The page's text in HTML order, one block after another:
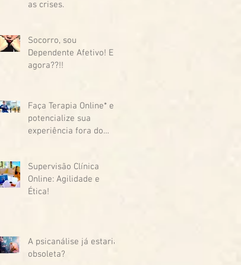
as crises.
Socorro, sou
Dependente Afetivo! E
agora??!!
Faça Terapia Online* e
potencialize sua
experiência fora do
Supervisão Clínica
Online: Agilidade e
Ética!
A psicanálise já estaria
obsoleta?